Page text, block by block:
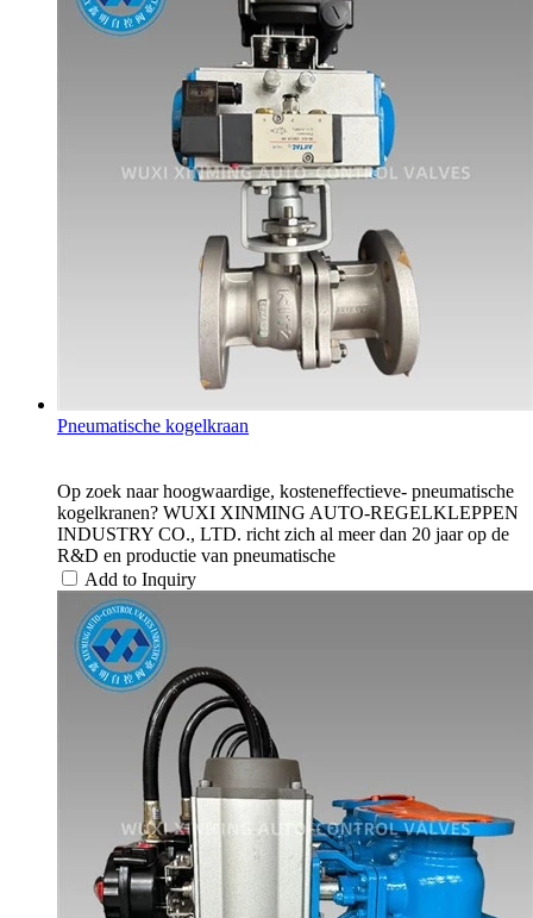
Pneumatische kogelkraan
Op zoek naar hoogwaardige, kosteneffectieve- pneumatische
kogelkranen? WUXI XINMING AUTO-REGELKLEPPEN
INDUSTRY CO., LTD. richt zich al meer dan 20 jaar op de
R&D en productie van pneumatische
Add to Inquiry